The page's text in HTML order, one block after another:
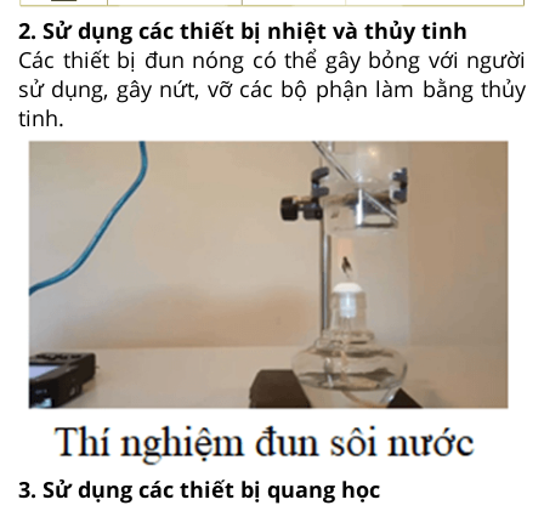
2. Sử dụng các thiết bị nhiệt và thủy tinh
Các thiết bị đun nóng có thể gây bỏng với người
sử dụng, gây nứt, vỡ các bộ phận làm bằng thủy
tinh.
3. Sử dụng các thiết bị quang học